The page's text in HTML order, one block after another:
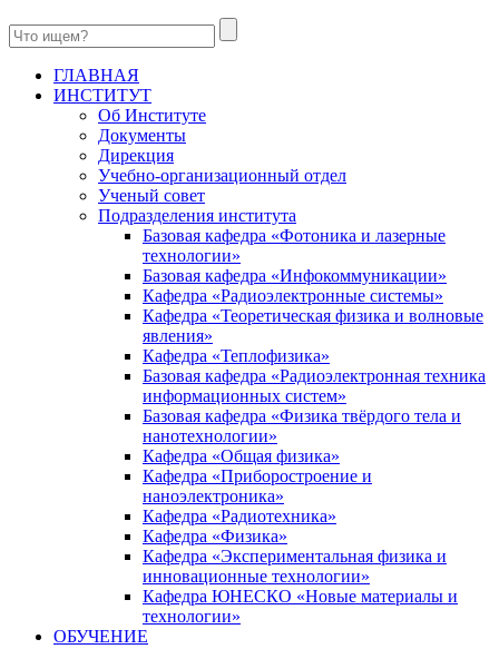
ГЛАВНАЯ
ИНСТИТУТ
Об Институте
Документы
Дирекция
Учебно-организационный отдел
Ученый совет
Подразделения института
Базовая кафедра «Фотоника и лазерные
технологии»
Базовая кафедра «Инфокоммуникации»
Кафедра «Радиоэлектронные системы»
Кафедра «Теоретическая физика и волновые
явления»
Кафедра «Теплофизика»
Базовая кафедра «Радиоэлектронная техника
информационных систем»
Базовая кафедра «Физика твёрдого тела и
нанотехнологии»
Кафедра «Общая физика»
Кафедра «Приборостроение и
наноэлектроника»
Кафедра «Радиотехника»
Кафедра «Физика»
Кафедра «Экспериментальная физика и
инновационные технологии»
Кафедра ЮНЕСКО «Новые материалы и
технологии»
ОБУЧЕНИЕ